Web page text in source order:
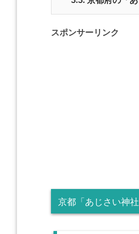
スポンサーリンク
京都「あじさい神